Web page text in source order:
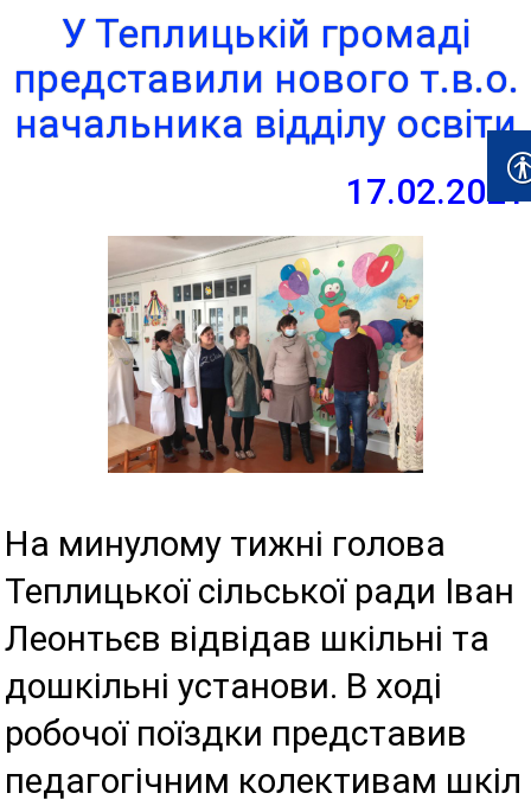
У Теплицькій громаді
представили нового т.в.о.
начальника відділу освіти
17.02.2021
На минулому тижні голова
Теплицької сільської ради Іван
Леонтьєв відвідав шкільні та
дошкільні установи. В ході
робочої поїздки представив
педагогічним колективам шкіл